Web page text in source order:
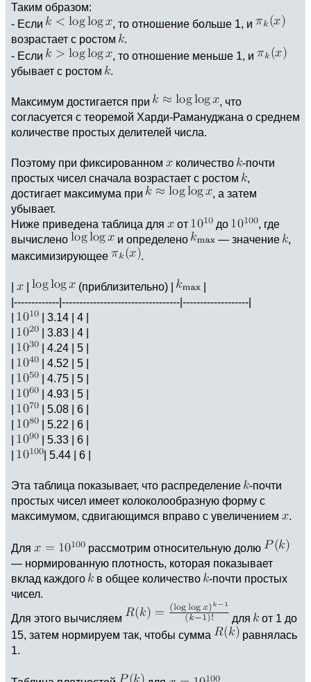
Таким образом:
- Если
, то отношение больше 1, и
возрастает с ростом
.
- Если
, то отношение меньше 1, и
убывает с ростом
.
Максимум достигается при
, что
согласуется с теоремой Харди-Рамануджана о среднем
количестве простых делителей числа.
Поэтому при фиксированном количество
-почти
простых чисел сначала возрастает с ростом
,
достигает максимума при
, а затем
убывает.
Ниже приведена таблица для
от до
, где
вычислено
и определено — значение
,
максимизирующее
.
| | (приблизительно) |
|
|-------------|----------------------------------|-------------------|
|
| 3.14 | 4 |
|
| 3.83 | 4 |
|
| 4.24 | 5 |
|
| 4.52 | 5 |
|
| 4.75 | 5 |
|
| 4.93 | 5 |
|
| 5.08 | 6 |
|
| 5.22 | 6 |
|
| 5.33 | 6 |
|
| 5.44 | 6 |
Эта таблица показывает, что распределение
-почти
простых чисел имеет колоколообразную форму с
максимумом, сдвигающимся вправо с увеличением
.
Для
рассмотрим относительную долю
— нормированную плотность, которая показывает
вклад каждого
в общее количество
-почти простых
чисел.
Для этого вычисляем
для
от 1 до
15, затем нормируем так, чтобы сумма
равнялась
1.